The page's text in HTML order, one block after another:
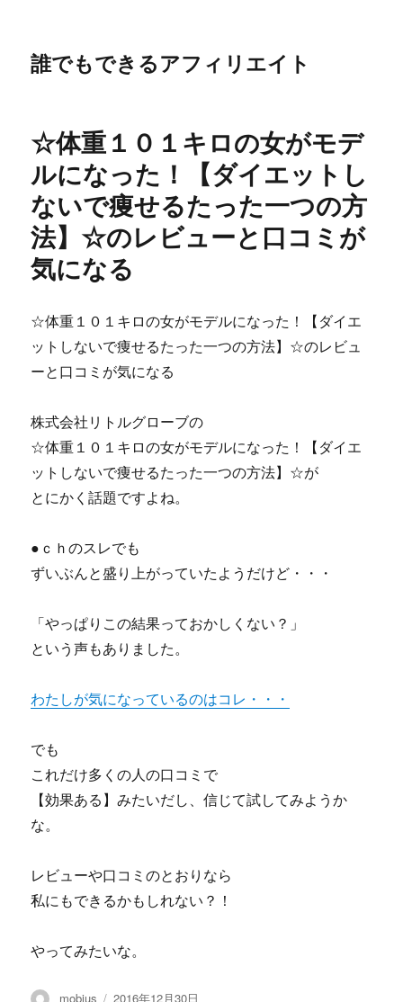
誰でもできるアフィリエイト
☆体重１０１キロの女がモデ
ルになった！【ダイエットし
ないで痩せるたった一つの方
法】☆のレビューと口コミが
気になる
☆体重１０１キロの女がモデルになった！【ダイエ
ットしないで痩せるたった一つの方法】☆のレビュ
ーと口コミが気になる
株式会社リトルグローブの
☆体重１０１キロの女がモデルになった！【ダイエ
ットしないで痩せるたった一つの方法】☆が
とにかく話題ですよね。
●ｃｈのスレでも
ずいぶんと盛り上がっていたようだけど・・・
「やっぱりこの結果っておかしくない？」
という声もありました。
わたしが気になっているのはコレ・・・
でも
これだけ多くの人の口コミで
【効果ある】みたいだし、信じて試してみようか
な。
レビューや口コミのとおりなら
私にもできるかもしれない？！
やってみたいな。
投
mobius
投
2016年12月30日